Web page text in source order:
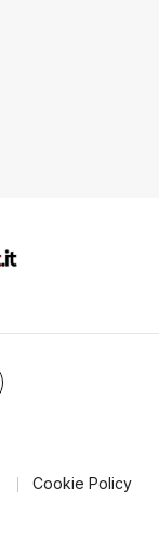
Cookie Policy